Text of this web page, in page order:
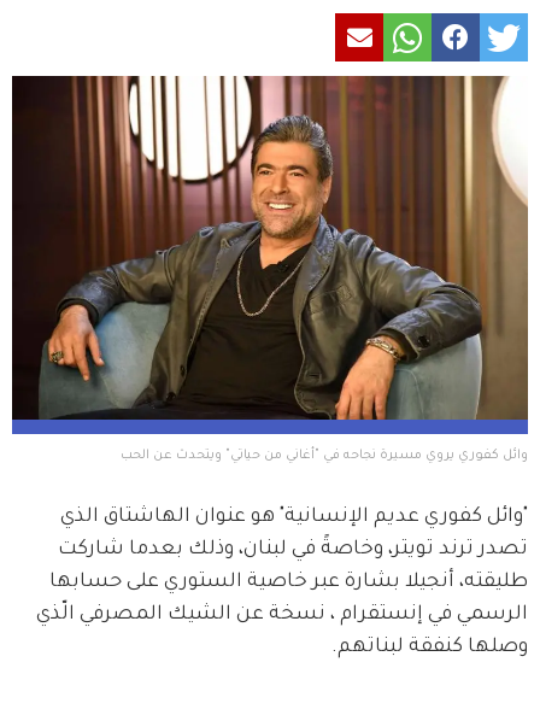
وائل كفوري يروي مسيرة نجاحه في "أغاني من حياتي" ويتحدث عن الحب
"وائل كفوري عديم الإنسانية" هو عنوان الهاشتاق الذي
تصدر ترند تويتر، وخاصةً في لبنان، وذلك بعدما شاركت
طليقته، أنجيلا بشارة عبر خاصية الستوري على حسابها
الرسمي في إنستقرام ، نسخة عن الشيك المصرفي الّذي
وصلها كنفقة لبناتهم.